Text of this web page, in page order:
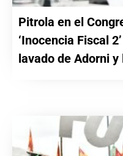
Pitrola en el
‘Inocencia Fiscal
lavado de Adorni y